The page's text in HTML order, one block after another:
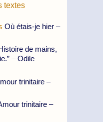
textes
Où étais-je hier –
de mains,
– Odile
trinitaire –
trinitaire –